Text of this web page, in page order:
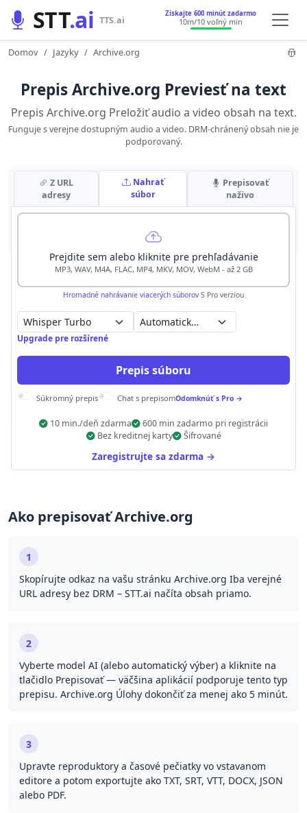
STT.ai TTS.ai Získajte 600 minút zadarmo
10m/10 voľný min
Domov Jazyky Archive.org
Prepis Archive.org Previesť na text
Prepis Archive.org Preložiť audio a video obsah na text.
Funguje s verejne dostupným audio a video. DRM-chránený obsah nie je
podporovaný.
Z URL
adresy
Nahrať
súbor
Prepisovať
naživo
Prejdite sem alebo kliknite pre prehľadávanie
MP3, WAV, M4A, FLAC, MP4, MKV, MOV, WebM - až 2 GB
Hromadné nahrávanie viacerých súborov S Pro verziou
Automatická detekcia
Upgrade pre rozšírené
Prepis súboru
Súkromný prepis Chat s prepisomOdomknúť s Pro →
10 min./deň zdarma
600 min zadarmo pri registrácii
Bez kreditnej karty
Šifrované
Zaregistrujte sa zdarma →
Ako prepisovať Archive.org
1
Skopírujte odkaz na vašu stránku Archive.org Iba verejné
URL adresy bez DRM – STT.ai načíta obsah priamo.
2
Vyberte model AI (alebo automatický výber) a kliknite na
tlačidlo Prepisovať — väčšina aplikácií podporuje tento typ
prepisu. Archive.org Úlohy dokončiť za menej ako 5 minút.
3
Upravte reproduktory a časové pečiatky vo vstavanom
editore a potom exportujte ako TXT, SRT, VTT, DOCX, JSON
alebo PDF.